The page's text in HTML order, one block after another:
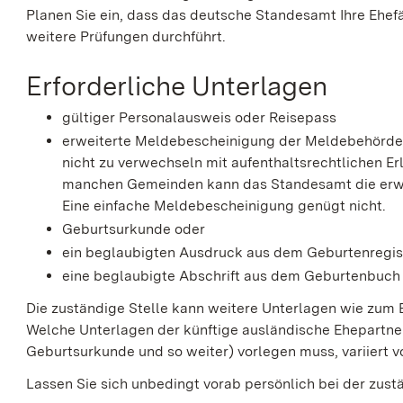
Planen Sie ein, dass das deutsche Standesamt Ihre
weitere Prüfungen durchführt.
Erforderliche Unterlagen
gültiger Personalausweis oder Reisepass
erweiterte Meldebescheinigung der
nicht zu verwechseln mit aufenthaltsrechtlichen
manchen Gemeinden kann das Standesamt die
Eine einfache Meldebescheinigung genügt nicht.
Geburtsurkunde oder
ein beglaubigten Ausdruck aus dem
eine beglaubigte Abschrift aus dem Geburtenbuch
Die zuständige Stelle kann weitere Unterlagen wie
Welche Unterlagen der künftige ausländische
Geburtsurkunde und so weiter) vorlegen muss, variiert
Lassen Sie sich unbedingt vorab persönlich bei der